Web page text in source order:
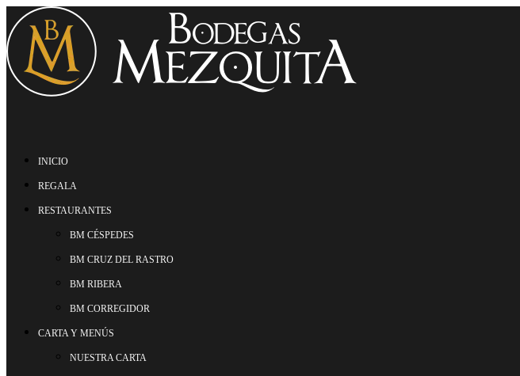
INICIO
REGALA
RESTAURANTES
BM CÉSPEDES
BM CRUZ DEL RASTRO
BM RIBERA
BM CORREGIDOR
CARTA Y MENÚS
NUESTRA CARTA